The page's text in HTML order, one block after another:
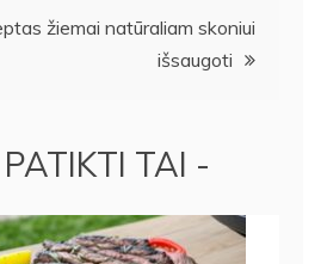
žiemai natūraliam skoniui
išsaugoti
TAI -